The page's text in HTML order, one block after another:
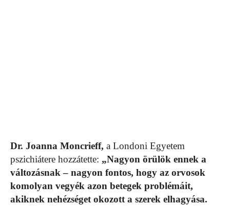
Dr. Joanna Moncrieff, a Londoni Egyetem
pszichiátere hozzátette: „Nagyon örülök ennek a
változásnak – nagyon fontos, hogy az orvosok
komolyan vegyék azon betegek problémáit,
akiknek nehézséget okozott a szerek elhagyása.